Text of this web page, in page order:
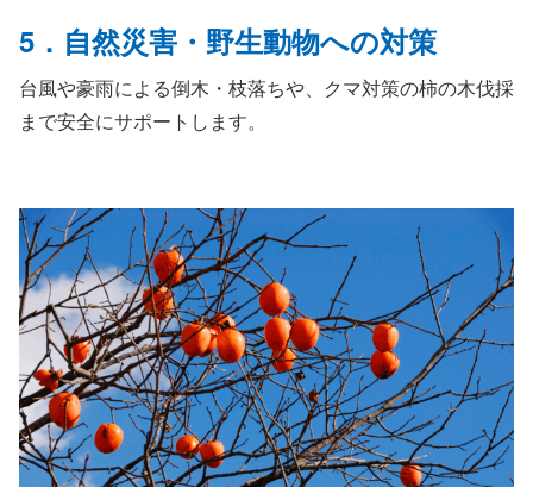
5．自然災害・野生動物への対策
台風や豪雨による倒木・枝落ちや、クマ対策の柿の木伐採
まで安全にサポートします。